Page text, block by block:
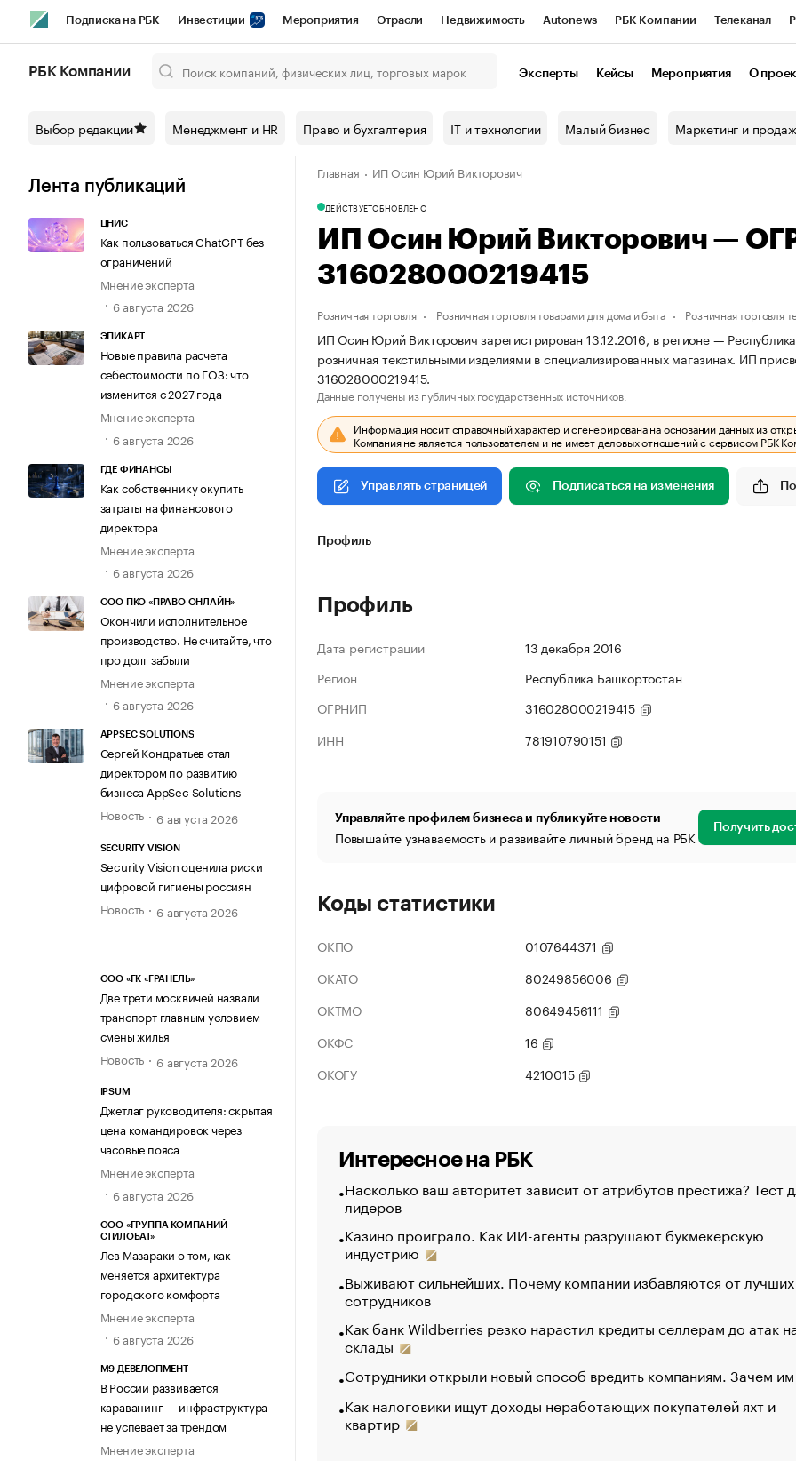
Подписка на РБК Инвестиции Мероприятия Отрасли Недвижимость Autonews РБК Компании Телеканал
Спецпроекты СПб Конференции СПб Спецпроекты Проверка контрагентов
Технологии и медиа Рынок наличной валюты
РБК Компании Эксперты Кейсы Мероприятия О
Выбор редакции Менеджмент и HR Право и бухгалтерия IT и технологии Малый бизнес Маркетинг и
Лента публикаций
ЦНИС
Как пользоваться ChatGPT без
ограничений
Мнение эксперта
6 августа 2026
ЭПИКАРТ
Новые правила расчета
себестоимости по ГОЗ: что
изменится с 2027 года
Мнение эксперта
6 августа 2026
ГДЕ ФИНАНСЫ
Как собственнику окупить
затраты на финансового
директора
Мнение эксперта
6 августа 2026
ООО ПКО «ПРАВО ОНЛАЙН»
Окончили исполнительное
производство. Не считайте, что
про долг забыли
Мнение эксперта
6 августа 2026
APPSEC SOLUTIONS
Сергей Кондратьев стал
директором по развитию
бизнеса AppSec Solutions
Новость
6 августа 2026
SECURITY VISION
Security Vision оценила риски
цифровой гигиены россиян
Новость
6 августа 2026
ООО «ГК «ГРАНЕЛЬ»
Две трети москвичей назвали
транспорт главным условием
смены жилья
Новость
6 августа 2026
IPSUM
Джетлаг руководителя: скрытая
цена командировок через
часовые пояса
Мнение эксперта
6 августа 2026
ООО «ГРУППА КОМПАНИЙ
СТИЛОБАТ»
Лев Мазараки о том, как
меняется архитектура
городского комфорта
Мнение эксперта
6 августа 2026
М9 ДЕВЕЛОПМЕНТ
В России развивается
караванинг — инфраструктура
не успевает за трендом
Мнение эксперта
Главная ИП Осин Юрий Викторович
ДЕЙСТВУЕТОБНОВЛЕНО
ИП Осин Юрий Викторович —
316028000219415
Розничная торговля Розничная торговля товарами для дома и быта Розничная торговля
ИП Осин Юрий Викторович зарегистрирован 13.12.2016, в регионе —
розничная текстильными изделиями в специализированных магазинах. ИП
316028000219415.
Данные получены из публичных государственных источников.
Информация носит справочный характер и сгенерирована на основании данных из
Компания не является пользователем и не имеет деловых отношений с сервисом РБК
Управлять страницей Подписаться на изменения
Профиль
Профиль
Дата регистрации
13 декабря 2016
Регион
Республика Башкортостан
ОГРНИП
316028000219415
ИНН
781910790151
Управляйте профилем бизнеса и публикуйте новости
Повышайте узнаваемость и развивайте личный бренд на РБК Получить
Коды статистики
ОКПО
0107644371
ОКАТО
80249856006
ОКТМО
80649456111
ОКФС
16
ОКОГУ
4210015
Интересное на РБК
Насколько ваш авторитет зависит от атрибутов престижа? Тест
лидеров
Казино проиграло. Как ИИ-агенты разрушают букмекерскую
индустрию
Выживают сильнейших. Почему компании избавляются от лучших
сотрудников
Как банк Wildberries резко нарастил кредиты селлерам до атак
склады
Сотрудники открыли новый способ вредить компаниям. Зачем
Как налоговики ищут доходы неработающих покупателей яхт и
квартир